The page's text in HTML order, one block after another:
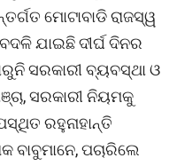
ମୋଟାବାଡି ରାଜସ୍ୱ
ଯାଇଛି ଦୀର୍ଘ ଦିନର
ସରକାରୀ ବ୍ୟବସ୍ଥା ଓ
ସରକାରୀ ନିୟମକୁ
ରହୁନାହାନ୍ତି
ବାବୁମାନେ, ପଚାରିଲେ